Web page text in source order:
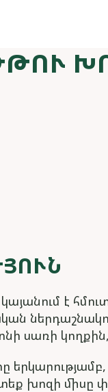
է
սառի
խոզի միսը